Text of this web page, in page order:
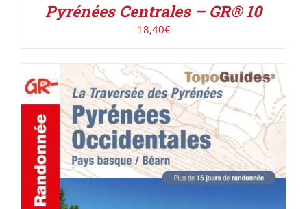
Pyrénées Centrales – GR® 10
18,40€